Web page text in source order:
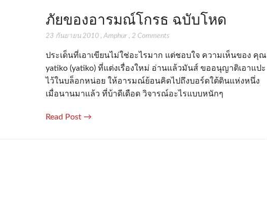
ภัยของอารมณ์โกรธ ฉบับโหด
23 กันยายน 2010, Amphur, 2 Comments
ประเด็นที่เอาเขียนไม่ใช่อะไรมาก แต่ชอบใจ ความเห็นของ คุณ
yatiko (yatiko) ที่แต่งเรื่องใหม่ อ่านแล้วมันส์ ขออนุญาติเอาแปะ
ไว้ในบล็อกหน่อย ให้อารมณ์ย้อนคิดไปถึงบอร์ดใต้ดินแห่งหนึ่ง
เมื่อนานมาแล้ว ที่บ้าดีเดือด วิจารณ์อะไรแบบหนักๆ
Read Post →